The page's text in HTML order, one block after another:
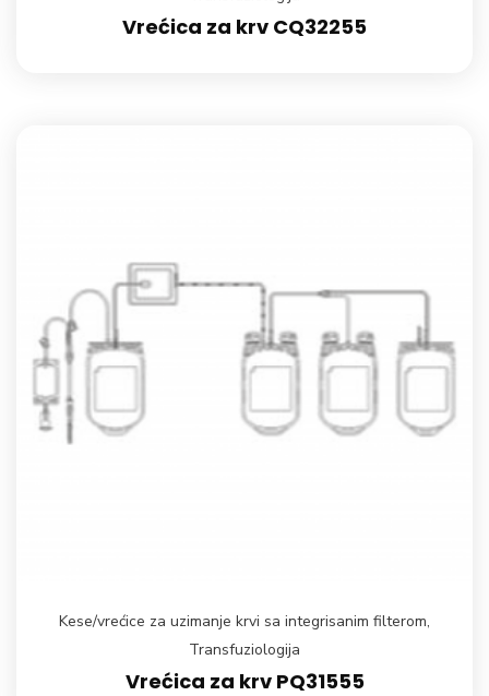
Vrećica za krv CQ32255
Kese/vrećice za uzimanje krvi sa integrisanim filterom,
Transfuziologija
Vrećica za krv PQ31555